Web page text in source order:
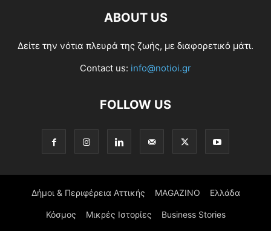
ABOUT US
Δείτε την νότια πλευρά της ζωής, με διαφορετικό μάτι.
Contact us: info@notioi.gr
FOLLOW US
Δήμοι & Περιφέρεια Αττικής MAGAZINO Ελλάδα
Κόσμος Μικρές Ιστορίες Business Stories